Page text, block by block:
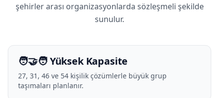
şehirler arası organizasyonlarda sözleşmeli şekilde
sunulur.
🧑‍🤝‍🧑 Yüksek Kapasite
27, 31, 46 ve 54 kişilik çözümlerle büyük grup
taşımaları planlanır.